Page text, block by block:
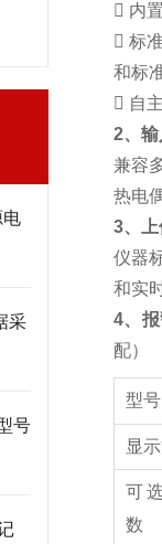
电
采
号
 内
标
和标
 自
2、
兼容
热电
3、
仪器
和实
4、
配）
型号
显
可
数